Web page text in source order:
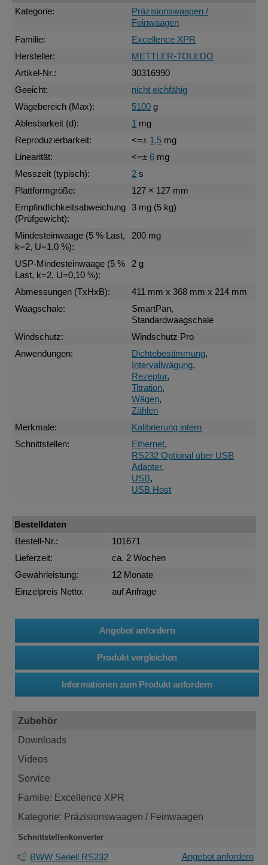
Kategorie:
Präzisionswaagen /
Feinwaagen
Familie:
Excellence XPR
Hersteller:
METTLER-TOLEDO
Artikel-Nr.:
30316990
Geeicht:
nicht eichfähig
Wägebereich (Max):
5100 g
Ablesbarkeit (d):
1 mg
Reproduzierbarkeit:
<=± 1,5 mg
Linearität:
<=±6 mg
Messzeit (typisch):
2 s
Plattformgröße:
127 × 127 mm
Empfindlichkeitsabweichung
(Prüfgewicht):
3 mg (5 kg)
Mindesteinwaage (5 % Last,
k=2, U=1,0 %):
200 mg
USP-Mindesteinwaage (5 %
Last, k=2, U=0,10 %):
2 g
Abmessungen (TxHxB):
411 mm x 368 mm x 214 mm
Waagschale:
SmartPan,
Standardwaagschale
Windschutz:
Windschutz Pro
Anwendungen:
Dichtebestimmung,
Intervallwägung,
Rezeptur,
Titration,
Wägen,
Zählen
Merkmale:
Kalibrierung intern
Schnittstellen:
Ethernet,
RS232 Optional über USB
Adapter,
USB,
USB Host
Bestelldaten
Bestell-Nr.:
101671
Lieferzeit:
ca. 2 Wochen
Gewährleistung:
12 Monate
Einzelpreis Netto:
auf Anfrage
Zubehör
Downloads
Videos
Service
Familie: Excellence XPR
Kategorie: Präzisionswaagen / Feinwaagen
Schnittstellenkonverter
BWW Seriell RS232
Angebot anfordern